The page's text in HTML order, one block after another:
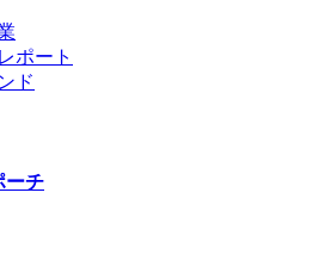
ポート
ド
ーチ